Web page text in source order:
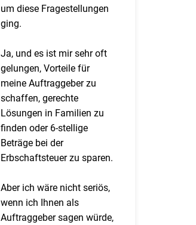
um diese Fragestellungen
ging.
Ja, und es ist mir sehr oft
gelungen, Vorteile für
meine Auftraggeber zu
schaffen, gerechte
Lösungen in Familien zu
finden oder 6-stellige
Beträge bei der
Erbschaftsteuer zu sparen.
Aber ich wäre nicht seriös,
wenn ich Ihnen als
Auftraggeber sagen würde,